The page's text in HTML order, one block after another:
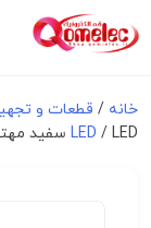
خانه / قطعات و
LED / LED سفید مهتابی ولتاژ 9 ولت SMD پکیج 5050 بسته ۱۰ عددی